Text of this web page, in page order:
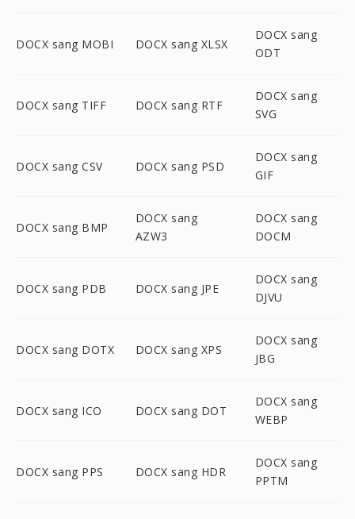
DOCX sang MOBI DOCX sang XLSX
DOCX sang
ODT
DOCX sang TIFF DOCX sang RTF
DOCX sang
SVG
DOCX sang CSV DOCX sang PSD
DOCX sang
GIF
DOCX sang BMP
DOCX sang
AZW3
DOCX sang
DOCM
DOCX sang PDB DOCX sang JPE
DOCX sang
DJVU
DOCX sang DOTX DOCX sang XPS
DOCX sang
JBG
DOCX sang ICO DOCX sang DOT
DOCX sang
WEBP
DOCX sang PPS DOCX sang HDR
DOCX sang
PPTM